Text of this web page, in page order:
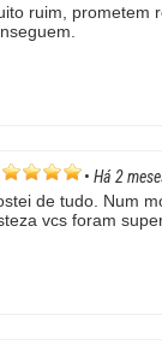
ruim, prometem
• Há 2
de tudo. Num
vcs foram